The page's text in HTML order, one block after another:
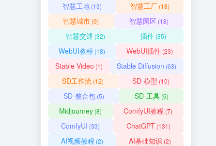
智慧工地(13) 智慧工厂(18)
智慧城市 (9) 智慧园区 (18)
智慧交通 (32) 插件(35)
WebUI教程 (18) WebUI插件 (23)
Stable Video (1) Stable Diffusion (63)
SD工作流 (12) SD-模型 (10)
SD-整合包(5) SD-工具(6)
Midjourney(8) ComfyUI教程 (7)
ComfyUI (33) ChatGPT(131)
AI视频教程 (2) AI基础知识 (2)